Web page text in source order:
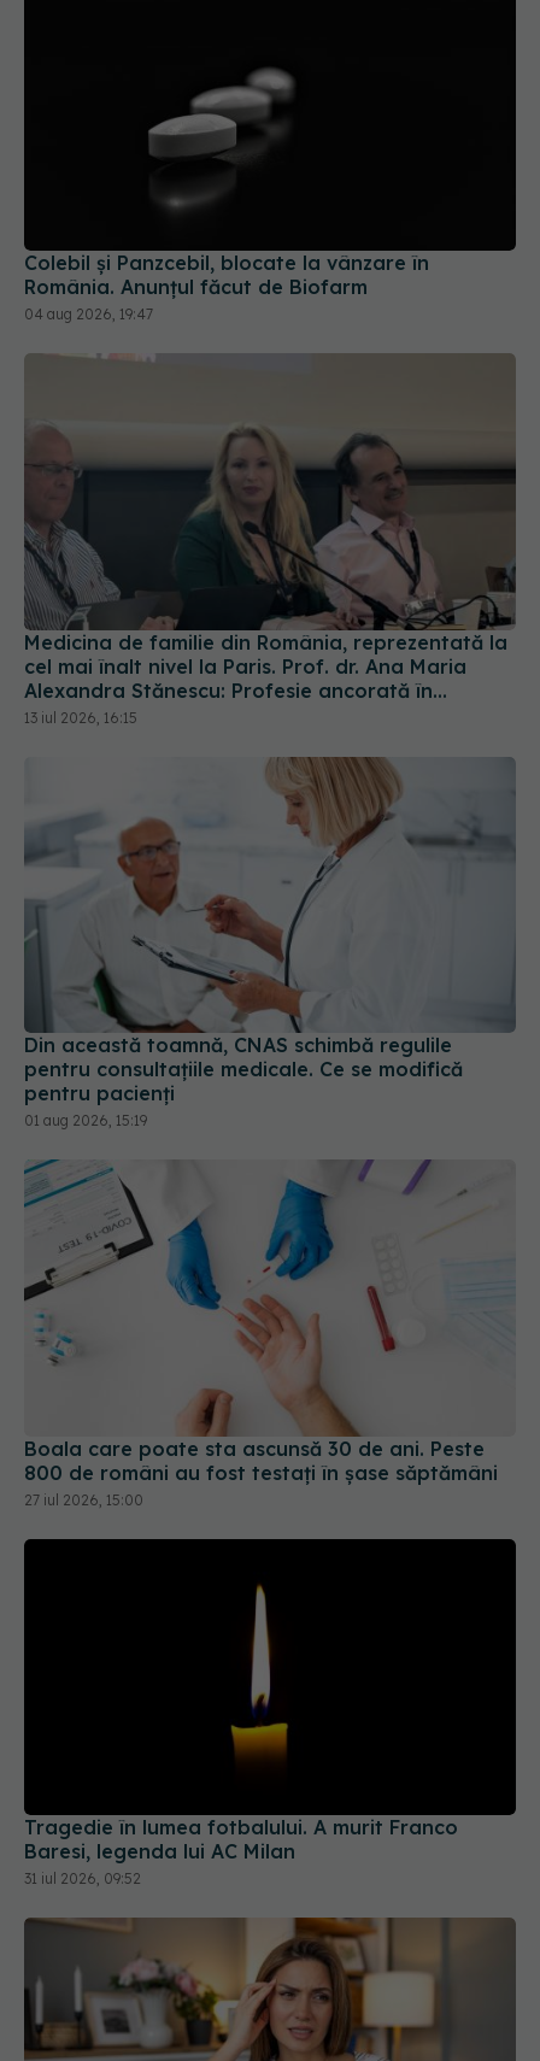
Colebil și Panzcebil, blocate la vânzare în
04 aug 2026, 19:47
Medicina de familie din România, reprezentată la
cel mai înalt nivel la Paris. Prof. dr. Ana Maria
Alexandra Stănescu: Profesie ancorată în
comunitate
13 iul 2026, 16:15
Din această toamnă, CNAS schimbă regulile
pentru consultațiile medicale. Ce se modifică
pentru pacienți
01 aug 2026, 15:19
Boala care poate sta ascunsă 30 de ani. Peste
800 de români au fost testați în șase săptămâni
Tragedie în lumea fotbalului. A murit Franco
31 iul 2026, 09:52